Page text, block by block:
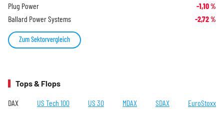
Plug Power -1,10%
Ballard Power Systems -2,72%
Zum Sektorvergleich
Tops & Flops
DAX US Tech 100 US 30 MDAX SDAX EuroStoxx